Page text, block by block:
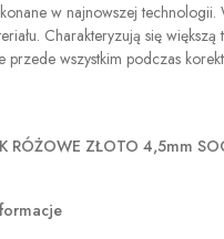
w najnowszej technologii.
Charakteryzują się większą
przede wszystkim podczas
RÓŻOWE ZŁOTO 4,5mm